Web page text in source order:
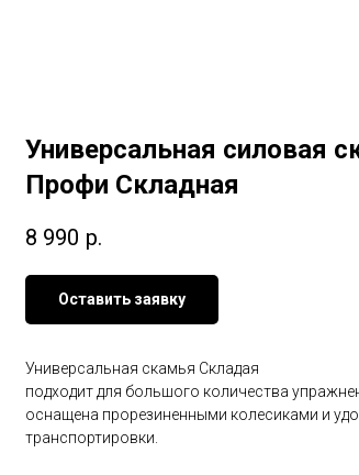
Универсальная силовая
Профи Складная
8 990 р.
Оставить заявку
Универсальная скамья Складая
подходит для большого количества
оснащена прорезиненными колесиками и
транспортировки.